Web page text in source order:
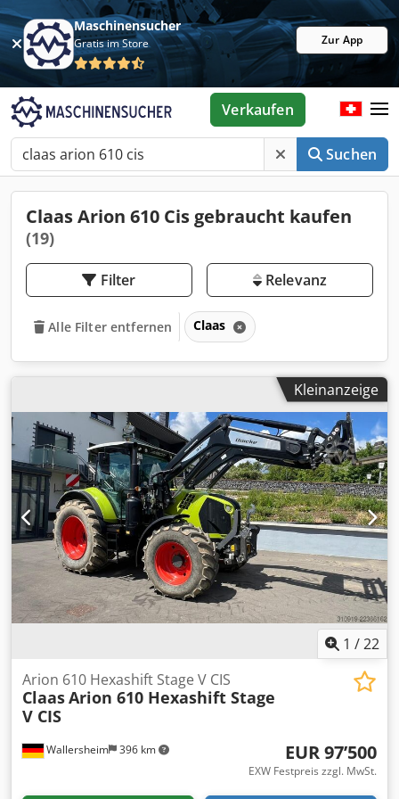
Maschinensucher
Gratis im Store Zur App
Suchen
Verkaufen
Claas Arion 610 Cis gebraucht kaufen
(19)
Filter Relevanz
Alle Filter entfernen Claas
Kleinanzeige
1 /22
Wallersheim 396 km
Arion 610 Hexashift Stage V CIS
ClaasArion 610 Hexashift Stage
V CIS
EUR 97’500
EXW Festpreis zzgl. MwSt.